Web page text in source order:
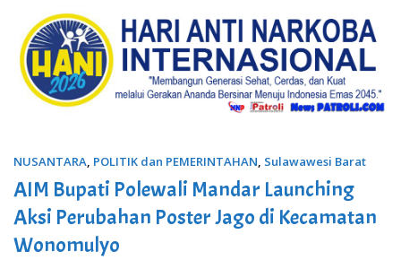
NUSANTARA, POLITIK dan PEMERINTAHAN, Sulawawesi Barat
AIM Bupati Polewali Mandar Launching
Aksi Perubahan Poster Jago di Kecamatan
Wonomulyo